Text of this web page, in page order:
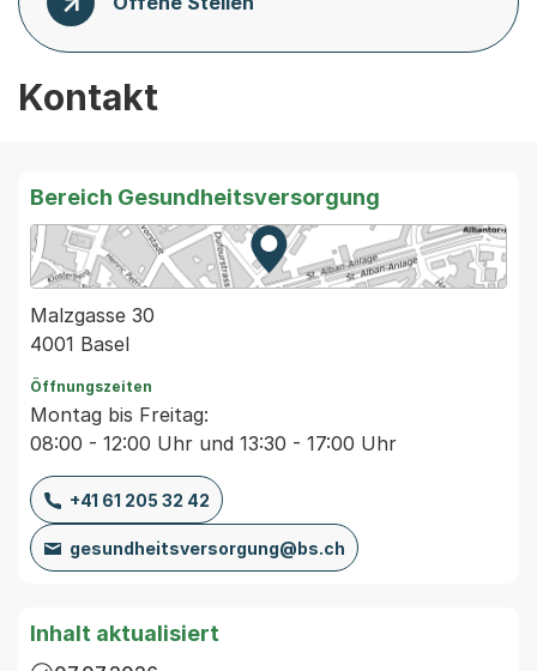
Kontakt
Bereich Gesundheitsversorgung
Zur Karte von MapBS.
Externer Link, wird in einem
Malzgasse 30
4001 Basel
Öffnungszeiten
Montag bis Freitag:
08:00 - 12:00 Uhr und 13:30 - 17:00 Uhr
+41 61 205 32 42
gesundheitsversorgung@bs.ch
Inhalt aktualisiert